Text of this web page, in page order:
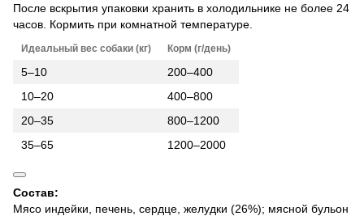
После вскрытия упаковки хранить в холодильнике не более 24
часов. Кормить при комнатной температуре.
Идеальный вес собаки (кг) Корм (г/день)
5–10
200–400
10–20
400–800
20–35
800–1200
35–65
1200–2000
Состав:
Мясо индейки, печень, сердце, желудки (26%); мясной бульон